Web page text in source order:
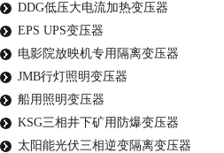
DDG低压大电流加热变压器
EPS UPS变压器
电影院放映机专用隔离变压器
JMB行灯照明变压器
船用照明变压器
KSG三相井下矿用防爆变压器
太阳能光伏三相逆变隔离变压器